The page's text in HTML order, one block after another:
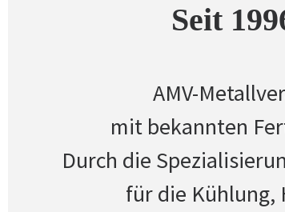
Seit
AMV-
mit bekannten
Durch die
für die Kühlung,